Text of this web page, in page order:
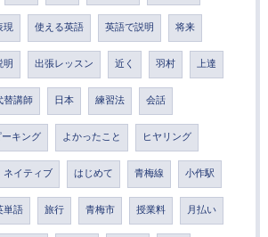
現 使える英語 英語で説明 将来
明 出張レッスン 近く 羽村 上達
替講師 日本 練習法 会話
キング よかったこと ヒヤリング
ネイティブ はじめて 青梅線 小作駅
単語 旅行 青梅市 授業料 月払い